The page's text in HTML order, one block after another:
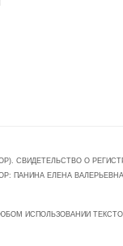
СВИДЕТЕЛЬСТВО О
ПАНИНА ЕЛЕНА
ИСПОЛЬЗОВАНИИ